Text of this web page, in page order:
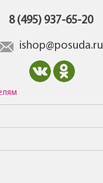
8 (495) 937-65-20
ishop@posuda.ru